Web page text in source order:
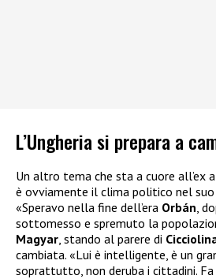
L’Ungheria si prepara a
Un altro tema che sta a cuore all’ex
è ovviamente il clima politico nel suo
«Speravo nella fine dell’era Orbán ,
sottomesso e spremuto la
Magyar , stando al parere di
cambiata. «Lui è intelligente, è un
soprattutto, non deruba i cittadini.